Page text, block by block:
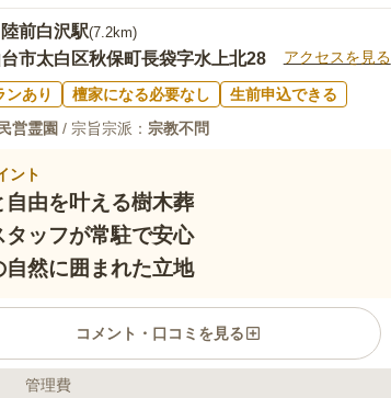
陸前白沢駅(7.2km)
市太白区秋保町長袋字水上北28 アクセスを見る
ンあり 檀家になる必要なし
生前申込できる
民営霊園 / 宗旨宗派： 宗教不問
ント
自由を叶える樹木葬
タッフが常駐で安心
自然に囲まれた立地
コメント・口コミを見る
編集部のコメント
管理費